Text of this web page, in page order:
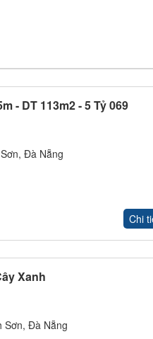
- DT 113m2 - 5 Tỷ 069
Đà Nẵng
Chi
Xanh
Sơn, Đà Nẵng